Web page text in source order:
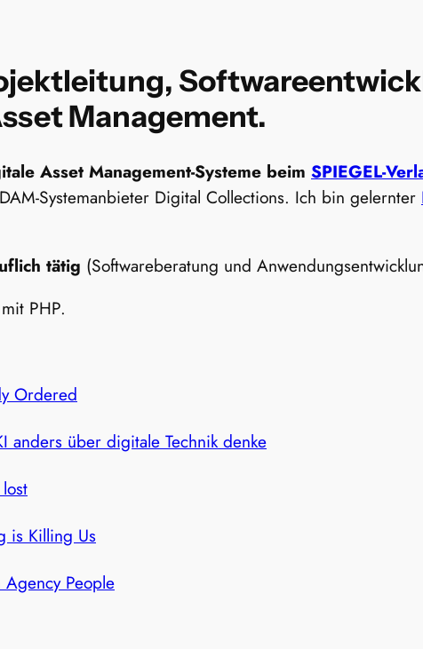
Management.
Asset Management-Systeme beim SPIEGEL-
Systemanbieter Digital Collections. Ich bin gelernter
tätig (Softwareberatung und
PHP.
Ordered
anders über digitale Technik denke
is Killing Us
People